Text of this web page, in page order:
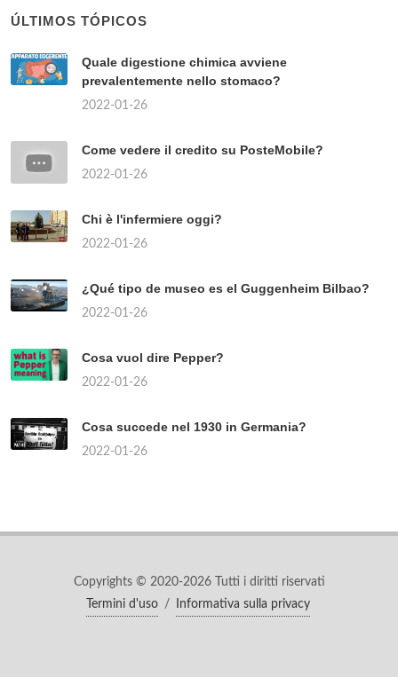
ÚLTIMOS TÓPICOS
Quale digestione chimica avviene
prevalentemente nello stomaco?
2022-01-26
Come vedere il credito su PosteMobile?
2022-01-26
Chi è l'infermiere oggi?
2022-01-26
¿Qué tipo de museo es el Guggenheim Bilbao?
2022-01-26
Cosa vuol dire Pepper?
2022-01-26
Cosa succede nel 1930 in Germania?
2022-01-26
Copyrights © 2020-2026 Tutti i diritti riservati
Termini d'uso
/ Informativa sulla privacy